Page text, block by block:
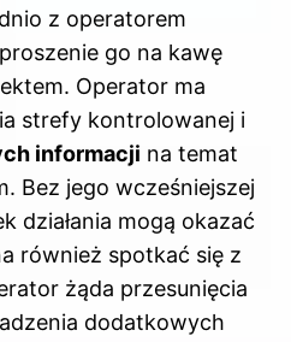
z operatorem
go na kawę
Operator ma
strefy kontrolowanej i
informacji na temat
Bez jego wcześniejszej
działania mogą okazać
również spotkać się z
żąda przesunięcia
dodatkowych